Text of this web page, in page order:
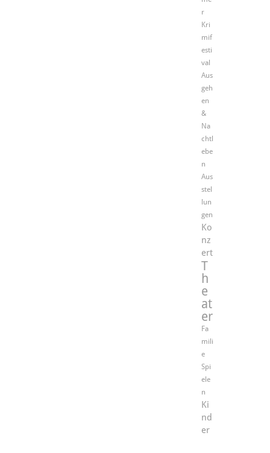
r
Kri
mif
esti
val
Aus
geh
en
&
Na
chtl
ebe
n
Aus
stel
lun
gen
Ko
nz
ert
T
h
e
at
er
Fa
mili
e
Spi
ele
n
Ki
nd
er